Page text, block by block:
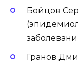
Бойцов
Гранов